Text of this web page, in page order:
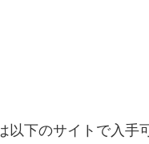
下のサイトで入手